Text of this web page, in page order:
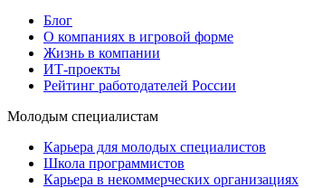
Блог
О компаниях в игровой форме
Жизнь в компании
ИТ-проекты
Рейтинг работодателей России
Молодым специалистам
Карьера для молодых специалистов
Школа программистов
Карьера в некоммерческих организациях